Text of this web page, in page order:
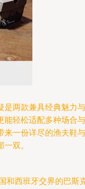
是两款兼具经典魅力与
能轻松适配多种场合与
来一份详尽的渔夫鞋与
双。
和西班牙交界的巴斯